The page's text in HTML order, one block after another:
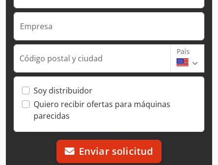
Empresa
Código postal y ciudad
País
Soy distribuidor
Quiero recibir ofertas para máquinas
parecidas
Enviar solicitud